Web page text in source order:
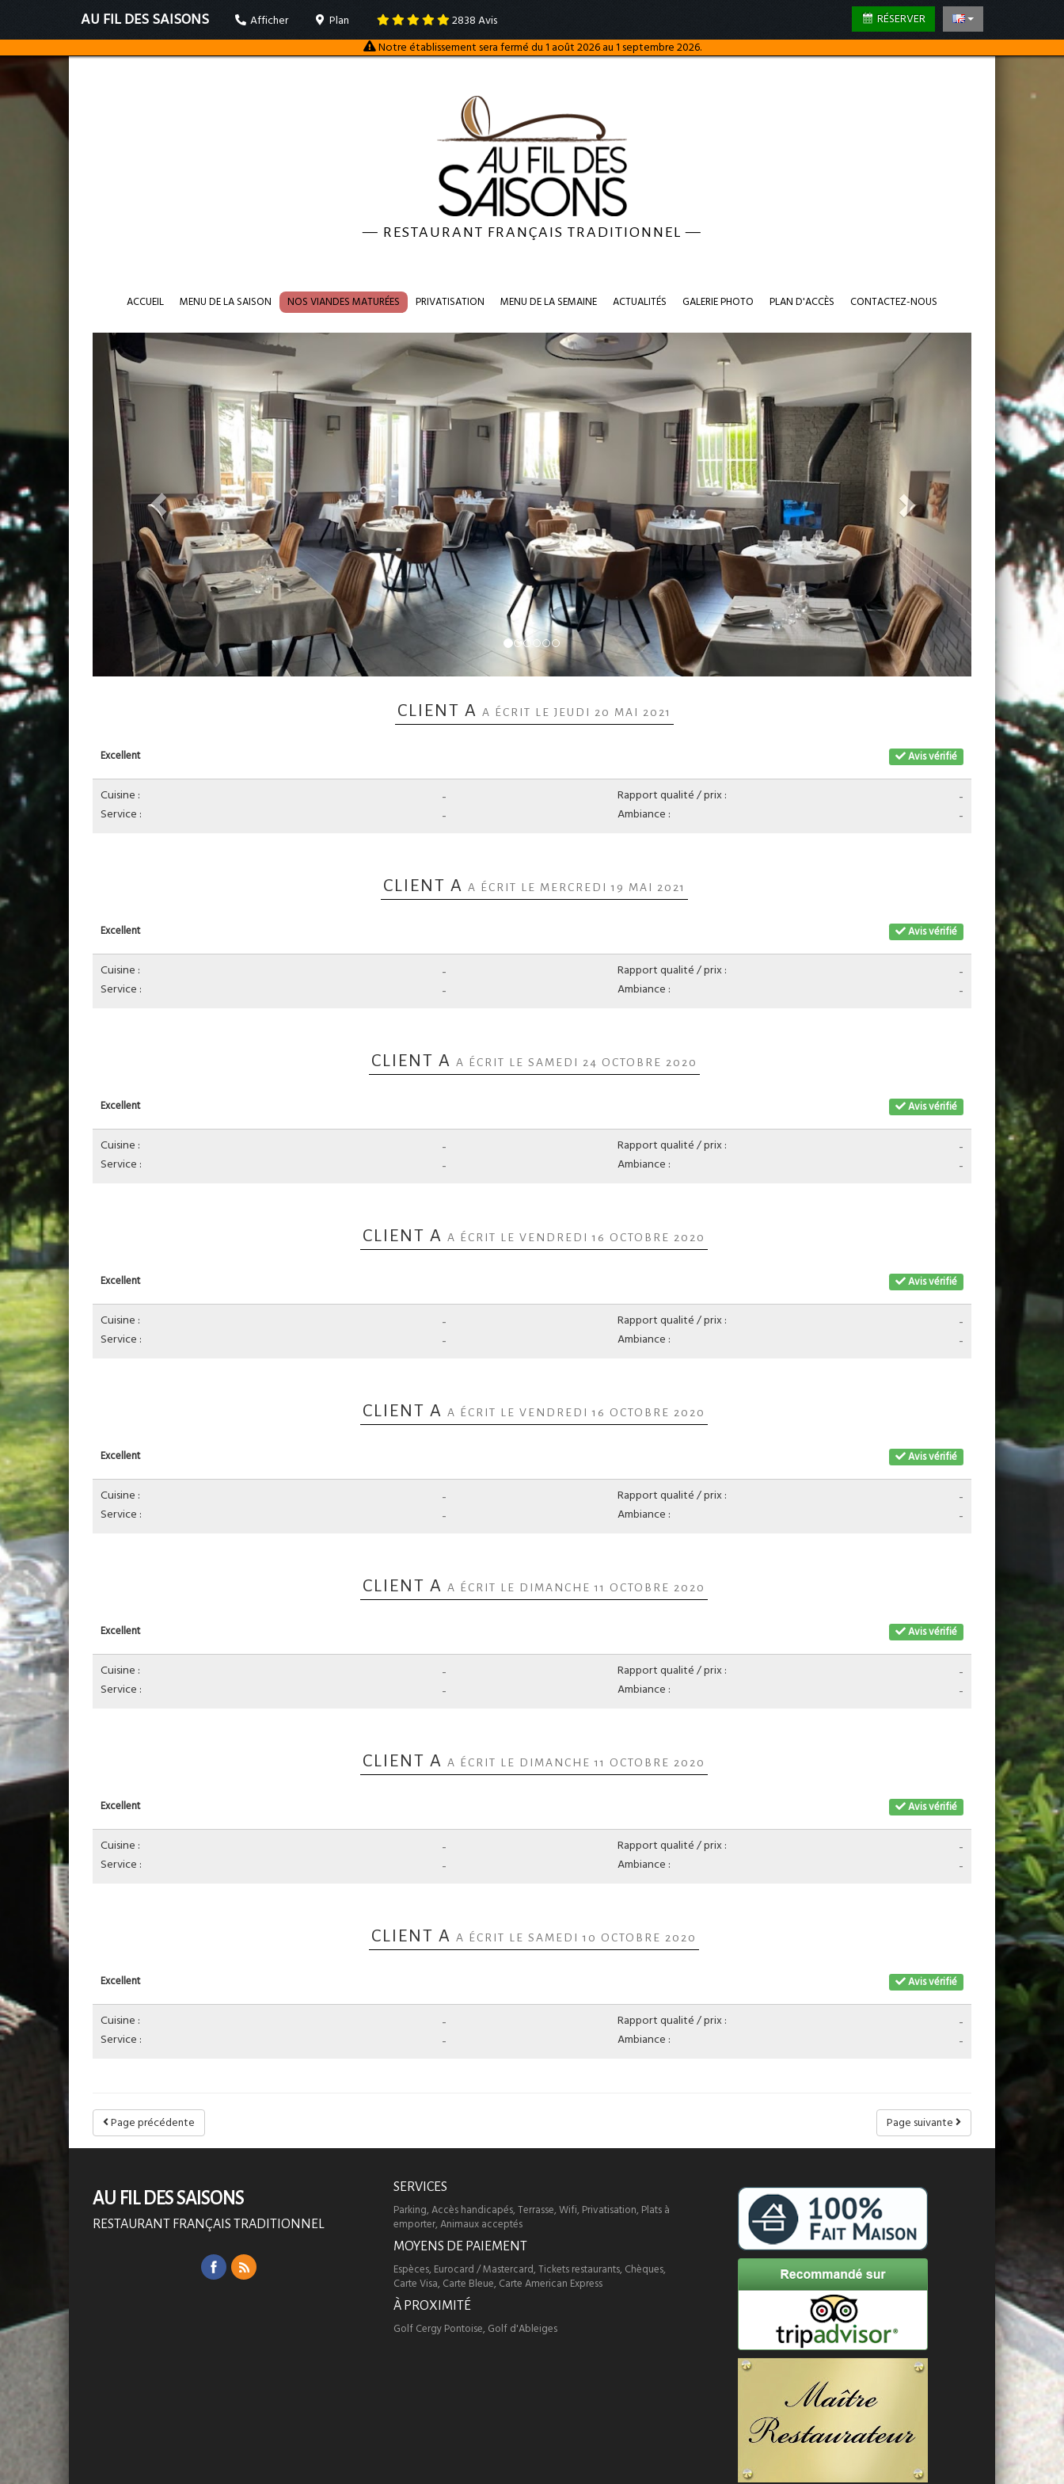
RÉSERVER
AU FIL DES SAISONS Afficher Plan 2838 Avis
Notre établissement sera fermé du 1 août 2026 au 1 septembre 2026.
— RESTAURANT FRANÇAIS TRADITIONNEL—
ACCUEIL MENU DE LA SAISON NOS VIANDES MATURÉES PRIVATISATION MENU DE LA SEMAINE ACTUALITÉS GALERIE PHOTO PLAN D'ACCÈS CONTACTEZ-NOUS
CLIENT A A ÉCRIT LE JEUDI 20 MAI 2021
Avis vérifié
Excellent
-
Cuisine : -
Rapport qualité / prix :
-
Service : -
Ambiance :
CLIENT A A ÉCRIT LE MERCREDI 19 MAI 2021
Avis vérifié
Excellent
-
Cuisine : -
Rapport qualité / prix :
-
Service : -
Ambiance :
CLIENT A A ÉCRIT LE SAMEDI 24 OCTOBRE 2020
Avis vérifié
Excellent
-
Cuisine : -
Rapport qualité / prix :
-
Service : -
Ambiance :
CLIENT A A ÉCRIT LE VENDREDI 16 OCTOBRE 2020
Avis vérifié
Excellent
-
Cuisine : -
Rapport qualité / prix :
-
Service : -
Ambiance :
CLIENT A A ÉCRIT LE VENDREDI 16 OCTOBRE 2020
Avis vérifié
Excellent
-
Cuisine : -
Rapport qualité / prix :
-
Service : -
Ambiance :
CLIENT A A ÉCRIT LE DIMANCHE 11 OCTOBRE 2020
Avis vérifié
Excellent
-
Cuisine : -
Rapport qualité / prix :
-
Service : -
Ambiance :
CLIENT A A ÉCRIT LE DIMANCHE 11 OCTOBRE 2020
Avis vérifié
Excellent
-
Cuisine : -
Rapport qualité / prix :
-
Service : -
Ambiance :
CLIENT A A ÉCRIT LE SAMEDI 10 OCTOBRE 2020
Avis vérifié
Excellent
-
Cuisine : -
Rapport qualité / prix :
-
Service : -
Ambiance :
Page suivante
Page précédente
AU FIL DES SAISONS
RESTAURANT FRANÇAIS TRADITIONNEL
SERVICES
Parking, Accès handicapés, Terrasse, Wifi, Privatisation, Plats à
emporter, Animaux acceptés
MOYENS DE PAIEMENT
Espèces, Eurocard / Mastercard, Tickets restaurants, Chèques,
Carte Visa, Carte Bleue, Carte American Express
À PROXIMITÉ
Golf Cergy Pontoise, Golf d'Ableiges